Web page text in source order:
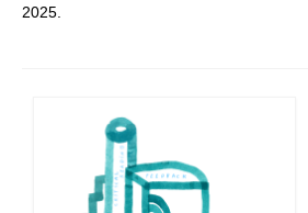
2025.